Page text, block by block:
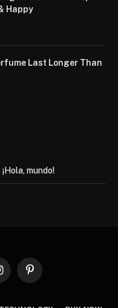
Happy
Last Longer Than
¡Hola, mundo!
Pinterest